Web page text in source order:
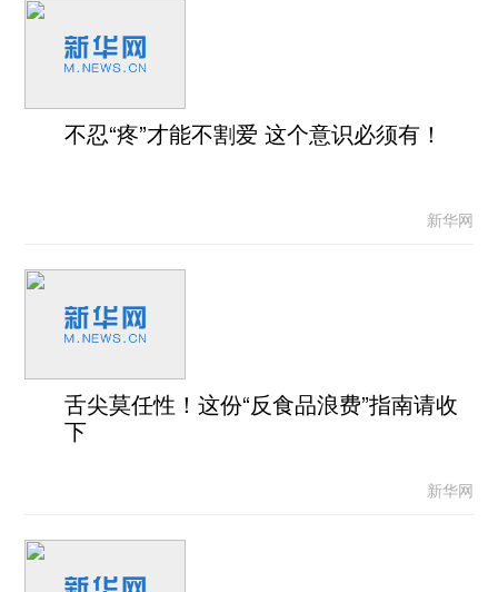
不忍“疼”才能不割爱 这个意识必须有！
新华网
舌尖莫任性！这份“反食品浪费”指南请收
下
新华网